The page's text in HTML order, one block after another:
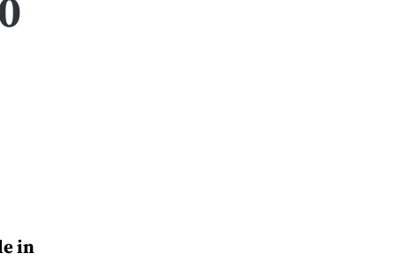
in